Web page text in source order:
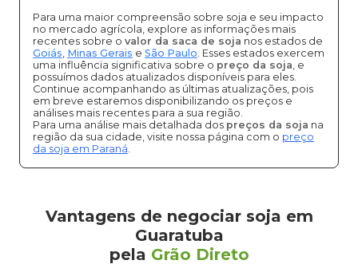
Para uma maior compreensão sobre soja e seu impacto
no mercado agrícola, explore as informações mais
recentes sobre o valor da saca de soja nos estados de
Goiás, Minas Gerais e São Paulo. Esses estados exercem
uma influência significativa sobre o preço da soja, e
possuímos dados atualizados disponíveis para eles.
Continue acompanhando as últimas atualizações, pois
em breve estaremos disponibilizando os preços e
análises mais recentes para a sua região.
Para uma análise mais detalhada dos preços da soja na
região da sua cidade, visite nossa página com o preço
da soja em Paraná.
Vantagens de negociar soja em
Guaratuba
pela Grão Direto